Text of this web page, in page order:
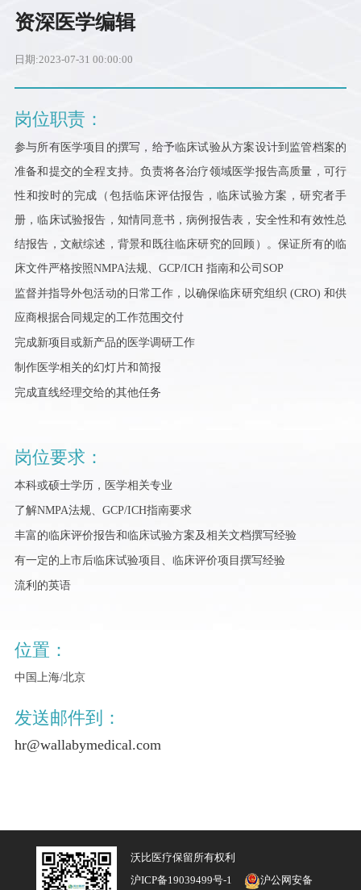
资深医学编辑
日期:2023-07-31 00:00:00
岗位职责：
参与所有医学项目的撰写，给予临床试验从方案设计到监管档案的
准备和提交的全程支持。负责将各治疗领域医学报告高质量，可行
性和按时的完成（包括临床评估报告，临床试验方案，研究者手
册，临床试验报告，知情同意书，病例报告表，安全性和有效性总
结报告，文献综述，背景和既往临床研究的回顾）。保证所有的临
床文件严格按照NMPA法规、GCP/ICH 指南和公司SOP
监督并指导外包活动的日常工作，以确保临床研究组织 (CRO) 和供
应商根据合同规定的工作范围交付
完成新项目或新产品的医学调研工作
制作医学相关的幻灯片和简报
完成直线经理交给的其他任务
岗位要求：
本科或硕士学历，医学相关专业
了解NMPA法规、GCP/ICH指南要求
丰富的临床评价报告和临床试验方案及相关文档撰写经验
有一定的上市后临床试验项目、临床评价项目撰写经验
流利的英语
位置：
中国上海/北京
发送邮件到：
hr@wallabymedical.com
沃比医疗保留所有权利
沪ICP备19039499号-1
沪公网安备